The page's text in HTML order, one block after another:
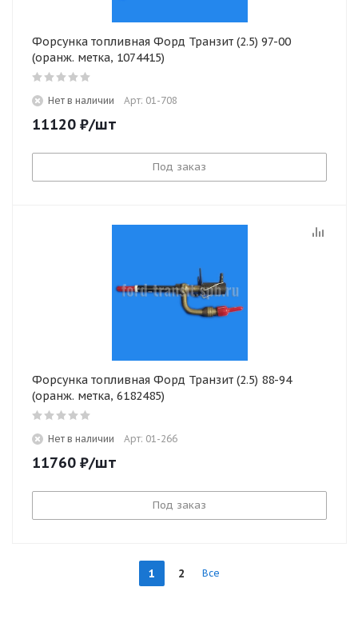
Форсунка топливная Форд Транзит (2.5) 97-00
(оранж. метка, 1074415)
Нет в наличии Арт: 01-708
11120 ₽/шт
Под заказ
Форсунка топливная Форд Транзит (2.5) 88-94
(оранж. метка, 6182485)
Нет в наличии Арт: 01-266
11760 ₽/шт
Под заказ
1 2 Все